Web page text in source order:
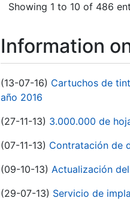
Showing 1 to 10 of 486
Information
(13-07-16) Cartuchos de
año 2016
(27-11-13) 3.000.000 de
(07-11-13) Contratación de
(09-10-13) Actualización
(29-07-13) Servicio de